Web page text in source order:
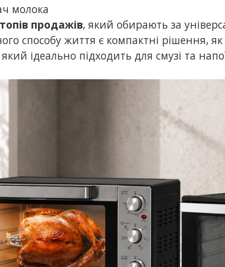
молока
топів продажів, який обирають за
способу життя є компактні рішення, як
ідеально підходить для смузі та